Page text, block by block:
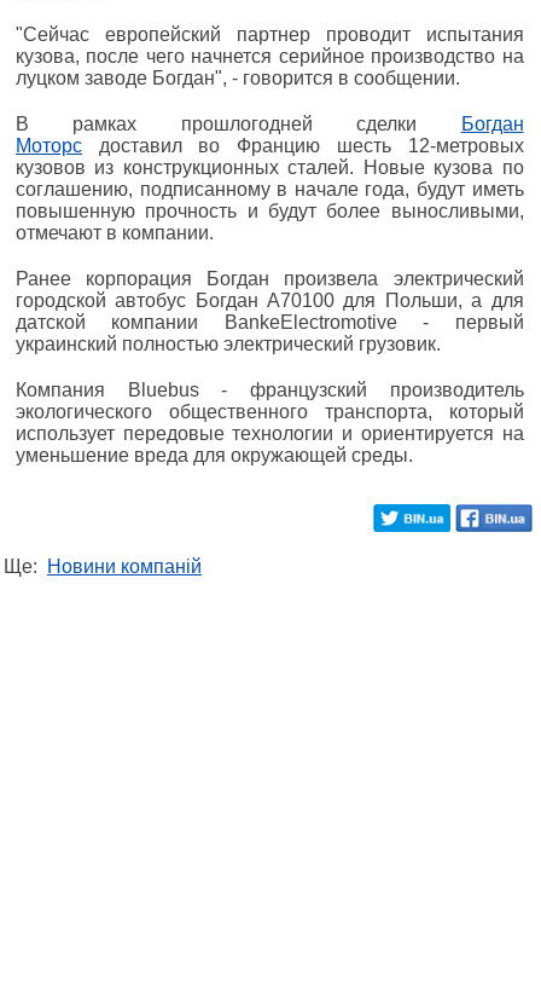
"Сейчас европейский партнер проводит испытания
кузова, после чего начнется серийное производство на
луцком заводе Богдан", - говорится в сообщении.
В рамках прошлогодней сделки
Богдан
Моторс доставил во Францию шесть 12-метровых
кузовов из конструкционных сталей. Новые кузова по
соглашению, подписанному в начале года, будут иметь
повышенную прочность и будут более выносливыми,
отмечают в компании.
Ранее корпорация Богдан произвела электрический
городской автобус Богдан А70100 для Польши, а для
датской компании BankeElectromotive - первый
украинский полностью электрический грузовик.
Компания Bluebus - французский производитель
экологического общественного транспорта, который
использует передовые технологии и ориентируется на
уменьшение вреда для окружающей среды.
Ще: Новини компаній